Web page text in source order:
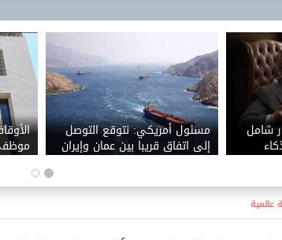
شامل مسئول أمريكي: نتوقع التوصل
إلى اتفاق قريبا بين عمان وإيران
حول مضيق هرمز
عالمية